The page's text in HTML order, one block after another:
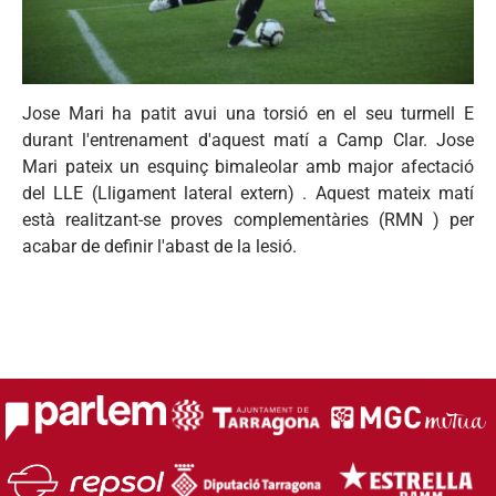
Jose Mari ha patit avui una torsió en el seu turmell E
durant l'entrenament d'aquest matí a Camp Clar. Jose
Mari pateix un esquinç bimaleolar amb major afectació
del LLE (Lligament lateral extern) . Aquest mateix matí
està realitzant-se proves complementàries (RMN ) per
acabar de definir l'abast de la lesió.